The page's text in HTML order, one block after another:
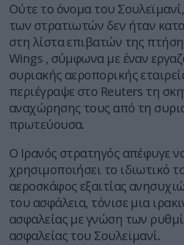
Ούτε το όνομα του
των στρατιωτών δεν ήταν
στη λίστα επιβατών της
Wings , σύμφωνα με έναν
συριακής αεροπορικής
περιέγραψε στο Reuters τη
αναχώρησης τους από τη
πρωτεύουσα.
Ο Ιρανός στρατηγός απέφυγε
χρησιμοποιήσει το ιδιωτικό
αεροσκάφος εξαιτίας
του ασφάλεια, τόνισε μια
ασφαλείας με γνώση των
ασφαλείας του Σουλεϊμανί.